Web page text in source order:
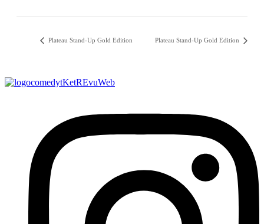
Plateau Stand-Up Gold Edition Plateau Stand-Up Gold Edition